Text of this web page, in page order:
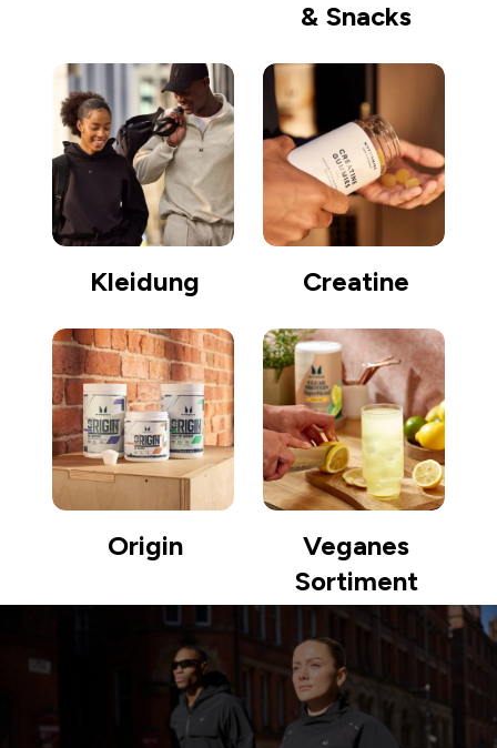
& Snacks
Kleidung Creatine
Origin
Veganes
Sortiment